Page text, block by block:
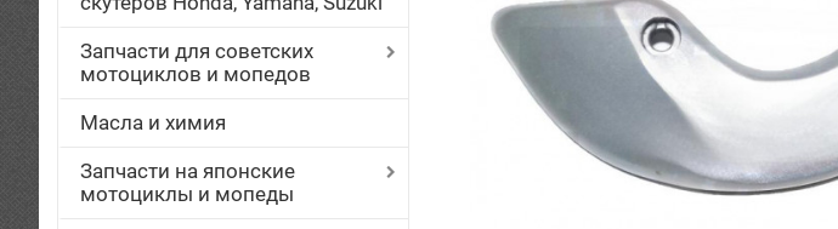
Запчасти для советских
мотоциклов и мопедов
Масла и химия
Запчасти на японские
мотоциклы и мопеды